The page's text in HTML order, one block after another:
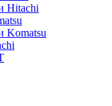
Hitachi
Komatsu